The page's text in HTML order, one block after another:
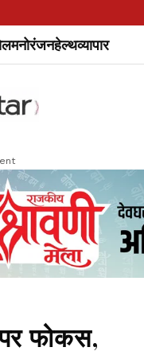
मनोरंजनहेल्थव्यापार
फोकस,